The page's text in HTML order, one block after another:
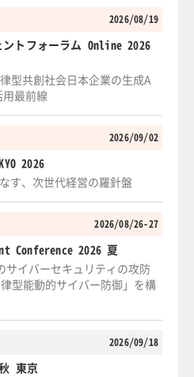
2026/08/19
トフォーラム Online 2026
型共創社会日本企業の生成A
最前線
2026/09/02
2026
す、次世代経営の羅針盤
2026/08/26-27
Conference 2026 夏
サイバーセキュリティの攻防
型能動的サイバー防御」を構
2026/09/18
東京